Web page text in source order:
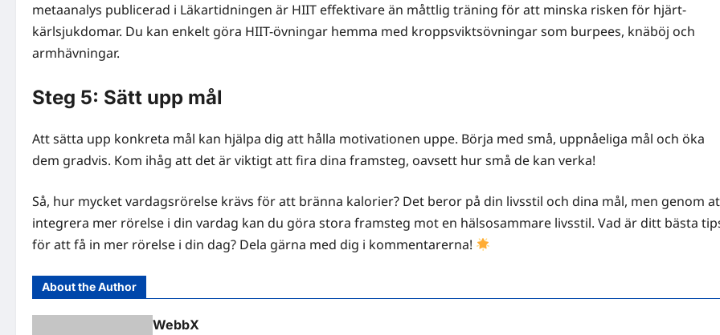
metaanalys publicerad i Läkartidningen är HIIT effektivare än måttlig träning för att minska risken för hjärt-
kärlsjukdomar. Du kan enkelt göra HIIT-övningar hemma med kroppsviktsövningar som burpees, knäböj och
armhävningar.
Steg 5: Sätt upp mål
Att sätta upp konkreta mål kan hjälpa dig att hålla motivationen uppe. Börja med små, uppnåeliga mål och öka
dem gradvis. Kom ihåg att det är viktigt att fira dina framsteg, oavsett hur små de kan verka!
Så, hur mycket vardagsrörelse krävs för att bränna kalorier? Det beror på din livsstil och dina mål, men genom
integrera mer rörelse i din vardag kan du göra stora framsteg mot en hälsosammare livsstil. Vad är ditt bästa
för att få in mer rörelse i din dag? Dela gärna med dig i kommentarerna!
About the Author
WebbX